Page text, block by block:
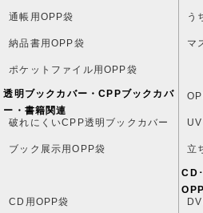
通帳用OPP袋 う
納品書用OPP袋 マ
ポケットファイル用OPP袋
透明ブックカバー・CPPブックカバ
ー・書籍関連
破れにくいCPP透明ブックカバー
ブック展示用OPP袋 立
CD
CD用OPP袋